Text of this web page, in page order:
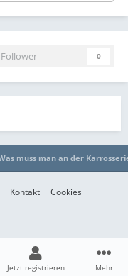
Follower 0
muss man an der
Kontakt
Cookies
Jetzt registrieren Mehr